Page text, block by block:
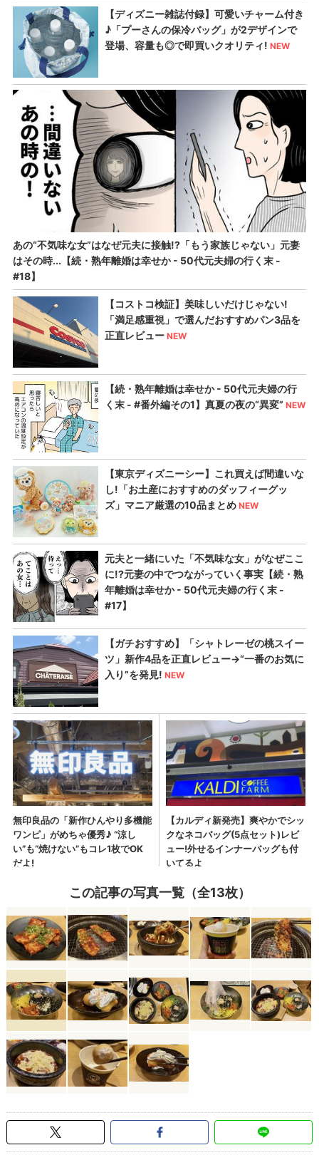
この記事の写真一覧（全13枚）